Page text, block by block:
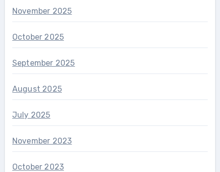
November 2025
October 2025
September 2025
August 2025
July 2025
November 2023
October 2023